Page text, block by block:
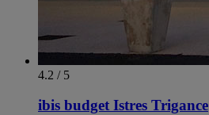
4.2 / 5
ibis budget Istres Trigance